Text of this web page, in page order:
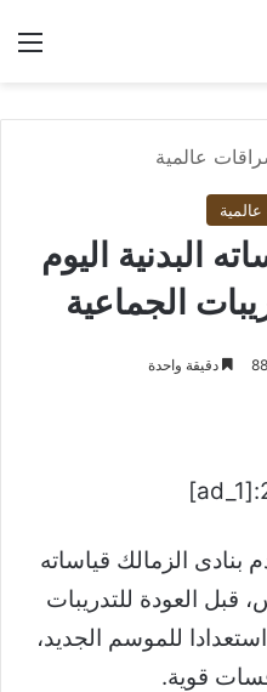
عالمية
البدنية اليوم
الجماعية
88 دقيقة واحدة
بنادى الزمالك قياساته
قبل العودة للتدريبات
للموسم الجديد،
قوية.